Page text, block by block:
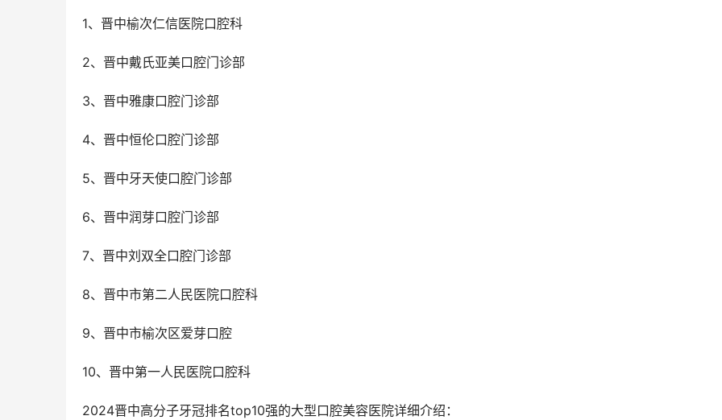
1、晋中榆次仁信医院口腔科
2、晋中戴氏亚美口腔门诊部
3、晋中雅康口腔门诊部
4、晋中恒伦口腔门诊部
5、晋中牙天使口腔门诊部
6、晋中润芽口腔门诊部
7、晋中刘双全口腔门诊部
8、晋中市第二人民医院口腔科
9、晋中市榆次区爱芽口腔
10、晋中第一人民医院口腔科
2024晋中高分子牙冠排名top10强的大型口腔美容医院详细介绍：